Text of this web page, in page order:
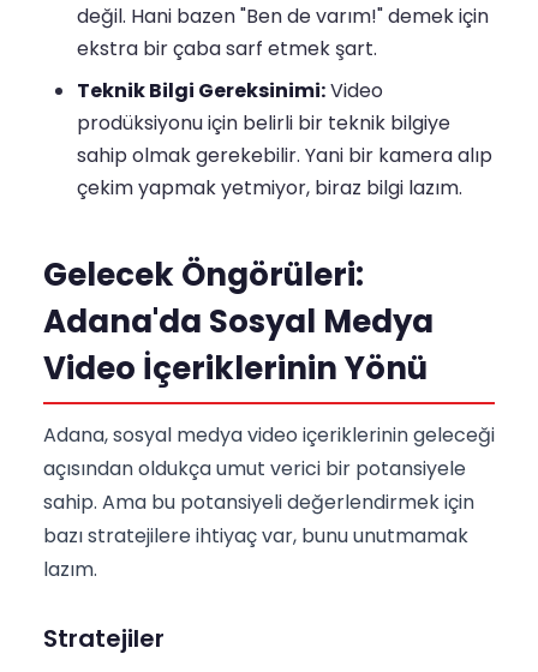
değil. Hani bazen "Ben de varım!" demek için
ekstra bir çaba sarf etmek şart.
Teknik Bilgi Gereksinimi:Video
prodüksiyonu için belirli bir teknik bilgiye
sahip olmak gerekebilir. Yani bir kamera alıp
çekim yapmak yetmiyor, biraz bilgi lazım.
Gelecek Öngörüleri:
Adana'da Sosyal Medya
Video İçeriklerinin Yönü
Adana, sosyal medya video içeriklerinin geleceği
açısından oldukça umut verici bir potansiyele
sahip. Ama bu potansiyeli değerlendirmek için
bazı stratejilere ihtiyaç var, bunu unutmamak
lazım.
Stratejiler